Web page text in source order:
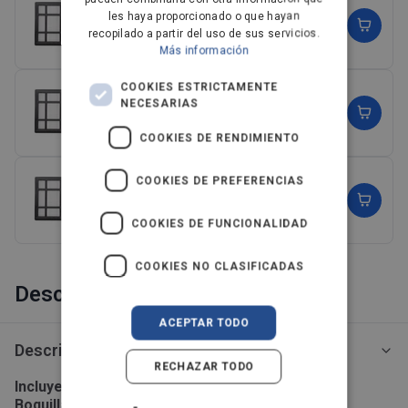
HEPA filtro H14 para One aspiradoras
14,99€
(1)
HEPA 13 filtro para aspiradoras One
19,99€
(3)
EPA filtro E10 para aspiradoras
9,99€
(1)
Descripción
Descripción
Incluye: Boquilla Combinada, Boquilla tapicerías,
FINNISH
SWEDISH
IT
les haya proporcionado o que hayan
recopilado a partir del uso de sus servicios.
Más información
COOKIES ESTRICTAMENTE
NECESARIAS
COOKIES DE RENDIMIENTO
COOKIES DE PREFERENCIAS
COOKIES DE FUNCIONALIDAD
COOKIES NO CLASIFICADAS
ACEPTAR TODO
RECHAZAR TODO